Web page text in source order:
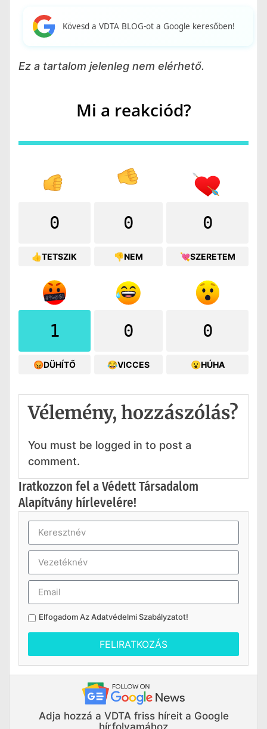
Kövesd a VDTA BLOG-ot a Google keresőben!
Ez a tartalom jelenleg nem elérhető.
Mi a reakciód?
0
👍TETSZIK
0
👎NEM
0
💘SZERETEM
1
😡DÜHÍTŐ
0
😂VICCES
0
😮HÚHA
Vélemény, hozzászólás?
You must be logged in to post a
comment.
Iratkozzon fel a Védett Társadalom
Alapítvány hírlevelére!
Elfogadom AzAdatvédelmi Szabályzatot!
FELIRATKOZÁS
Adja hozzá a VDTA friss híreit a Google
hírfolyamához